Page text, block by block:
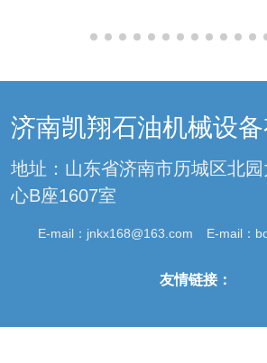
济南凯翔石油机械设备
地址：山东省济南市历城区北
心B座1607室
E-mail： jnkx168@163.com E-mail：
友情链接：